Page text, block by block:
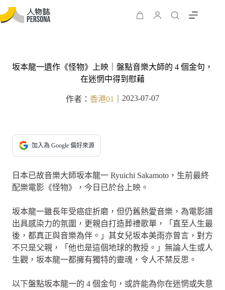
坂本龍一遺作《怪物》上映｜盤點音樂大師的 4 個金句，
在迷惘中得到慰藉
作者： 香港01 2023-07-07
加入為 Google 偏好來源
日本已故音樂大師坂本龍一 Ryuichi Sakamoto，生前最終
配樂電影《怪物》，今日已於台上映。
坂本龍一雖長年受癌症折磨，但仍舊熱愛音樂，為電影譜
出具感染力的氛圍，更親自打造葬禮歌單，「直至人生最
後，都真正與音樂為伴。」其女兒坂本美雨亦曾言，對方
不只是父親，「他也是這個地球的教授。」無論人生或人
生觀，坂本龍一都擁有獨特的靈魂，令人不禁反思。
以下盤點坂本龍一的 4 個金句，或許能為你在迷惘或失意